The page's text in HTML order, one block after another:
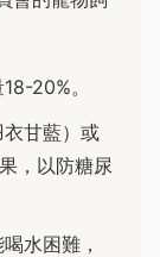
20%。
衣甘藍）或
，以防糖尿
水困難，